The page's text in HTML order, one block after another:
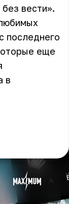
вести».
последнего
еще
в